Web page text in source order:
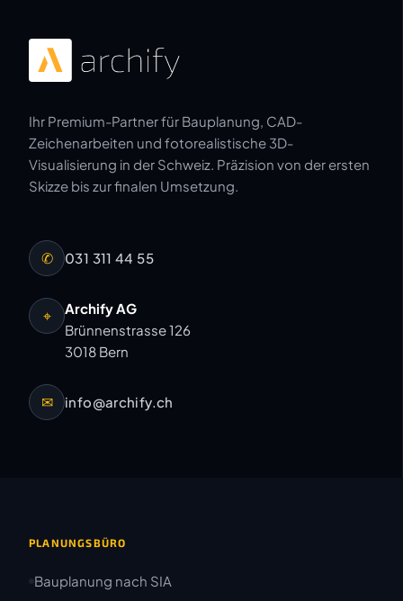
Ihr Premium-Partner für Bauplanung, CAD-
Zeichenarbeiten und fotorealistische 3D-
Visualisierung in der Schweiz. Präzision von der ersten
Skizze bis zur finalen Umsetzung.
✆ 031 311 44 55
⌖
Archify AG
Brünnenstrasse 126
3018 Bern
✉ info@archify.ch
PLANUNGSBÜRO
Bauplanung nach SIA